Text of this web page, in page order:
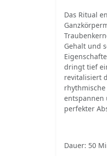
Das Ritual
Gehalt und
dringt tief
revitalisiert
entspannen
perfekter
Dauer: 50